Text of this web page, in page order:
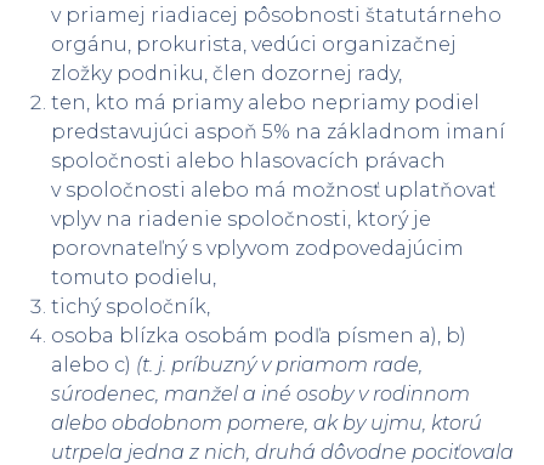
v priamej riadiacej pôsobnosti štatutárneho
orgánu, prokurista, vedúci organizačnej
zložky podniku, člen dozornej rady,
ten, kto má priamy alebo nepriamy podiel
predstavujúci aspoň 5% na základnom imaní
spoločnosti alebo hlasovacích právach
v spoločnosti alebo má možnosť uplatňovať
vplyv na riadenie spoločnosti, ktorý je
porovnateľný s vplyvom zodpovedajúcim
tomuto podielu,
tichý spoločník,
osoba blízka osobám podľa písmen a), b)
alebo c) (t. j. príbuzný v priamom rade,
súrodenec, manžel a iné osoby v rodinnom
alebo obdobnom pomere, ak by ujmu, ktorú
utrpela jedna z nich, druhá dôvodne pociťovala